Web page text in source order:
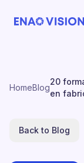
HomeBlog
20
en
Back to Blog